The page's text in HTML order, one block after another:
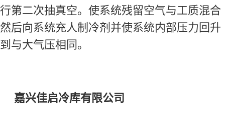
行第二次抽真空。使系统残留空气与工质混合
然后向系统充人制冷剂并使系统内部压力回升
到与大气压相同。
嘉兴佳启冷库有限公司